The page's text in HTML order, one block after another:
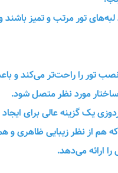
تور مرتب و تمیز
نصب تور را راحت‌تر می‌کند و
ساختار مورد نظر متصل شود.
یک گزینه عالی برای
از نظر زیبایی ظاهری و
را ارائه می‌دهد.